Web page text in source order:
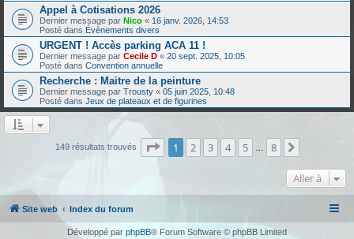
Appel à Cotisations 2026
Dernier message par Nico « 16 janv. 2026, 14:53
Posté dans Évènements divers
URGENT ! Accès parking ACA 11 !
Dernier message par Cecile D « 20 sept. 2025, 10:05
Posté dans Convention annuelle
Recherche : Maitre de la peinture
Dernier message par Trousty « 05 juin 2025, 10:48
Posté dans Jeux de plateaux et de figurines
149 résultats trouvés Page sur8
1 2 3 4 5 8
Aller à
Site web Index du forum
Développé par phpBB® Forum Software © phpBB Limited